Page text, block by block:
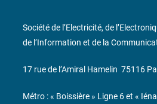
Société de l’Electricité, de
de l’Information et de la
17 rue de l’Amiral Hamelin 75116
Métro : « Boissière » Ligne 6 et «